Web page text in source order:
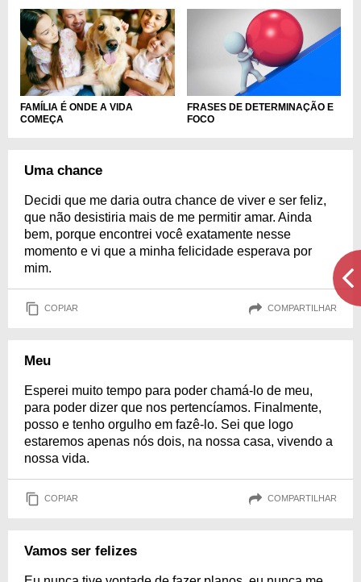
FAMÍLIA É ONDE A VIDA
COMEÇA
FRASES DE DETERMINAÇÃO E
FOCO
Uma chance
Decidi que me daria outra chance de viver e ser feliz,
que não desistiria mais de me permitir amar. Ainda
bem, porque encontrei você exatamente nesse
momento e vi que a minha felicidade esperava por
mim.
COPIAR COMPARTILHAR
Meu
Esperei muito tempo para poder chamá-lo de meu,
para poder dizer que nos pertencíamos. Finalmente,
posso e tenho orgulho em fazê-lo. Sei que logo
estaremos apenas nós dois, na nossa casa, vivendo a
nossa vida.
COPIAR COMPARTILHAR
Vamos ser felizes